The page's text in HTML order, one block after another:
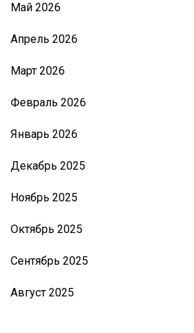
Май 2026
Апрель 2026
Март 2026
Февраль 2026
Январь 2026
Декабрь 2025
Ноябрь 2025
Октябрь 2025
Сентябрь 2025
Август 2025